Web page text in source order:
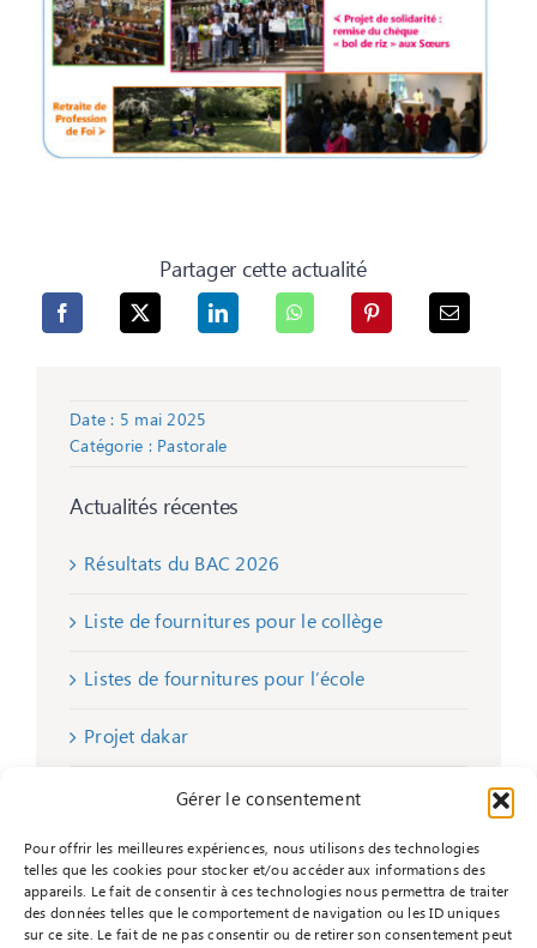
Gérer le consentement
Pour offrir les meilleures expériences, nous utilisons des technologies
telles que les cookies pour stocker et/ou accéder aux informations des
appareils. Le fait de consentir à ces technologies nous permettra de traiter
des données telles que le comportement de navigation ou les ID uniques
sur ce site. Le fait de ne pas consentir ou de retirer son consentement peut
Partager cette actualité
Date : 5 mai 2025
Catégorie : Pastorale
Actualités récentes
Résultats du BAC 2026
Liste de fournitures pour le collège
Listes de fournitures pour l’école
Projet dakar
Remise de chèques